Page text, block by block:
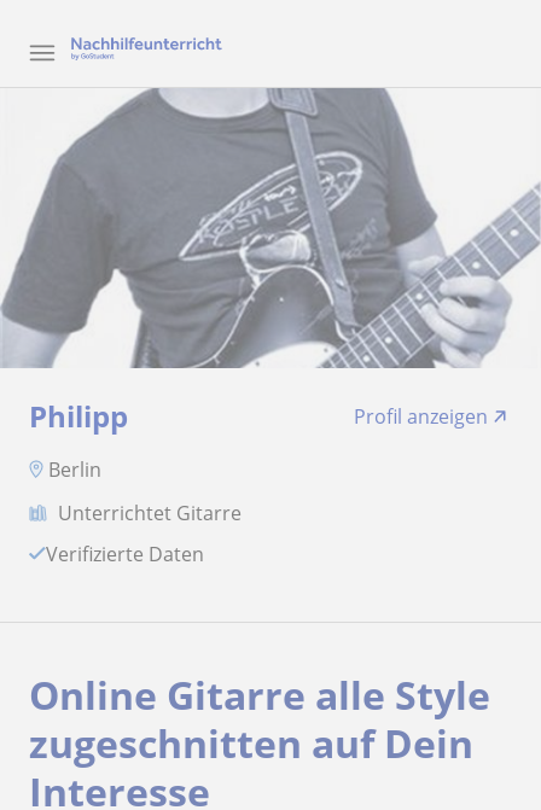
Philipp
Profil anzeigen
Berlin
Unterrichtet Gitarre
Verifizierte Daten
Online Gitarre alle Style
zugeschnitten auf Dein
Interesse